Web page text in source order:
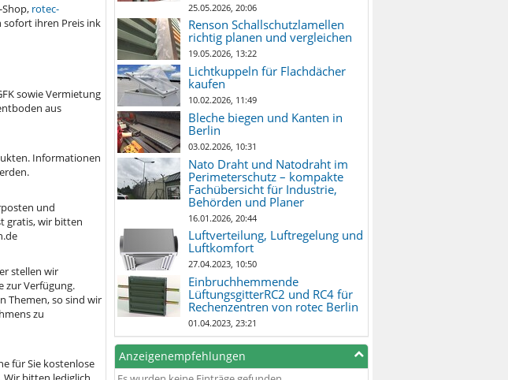
rotec-
ihren Preis ink
sowie Vermietung
aus
Informationen
und
gratis, wir bitten
stellen wir
zur Verfügung.
Themen, so sind wir
zu
für Sie kostenlose
25.05.2026, 20:06
Renson Schallschutzlamellen
richtig planen und vergleichen
19.05.2026, 13:22
Lichtkuppeln für Flachdächer
kaufen
10.02.2026, 11:49
Bleche biegen und Kanten in
Berlin
03.02.2026, 10:31
Nato Draht und Natodraht im
Perimeterschutz – kompakte
Fachübersicht für Industrie,
Behörden und Planer
16.01.2026, 20:44
Luftverteilung, Luftregelung und
Luftkomfort
27.04.2023, 10:50
Einbruchhemmende
LüftungsgitterRC2 und RC4 für
Rechenzentren von rotec Berlin
01.04.2023, 23:21
Anzeigenempfehlungen